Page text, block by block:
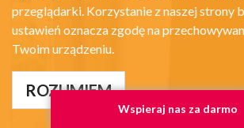
przeglądarki. Korzystanie z naszej strony
ustawień oznacza zgodę na
Twoim urządzeniu.
ROZUMIEM
Wspieraj nas za darmo